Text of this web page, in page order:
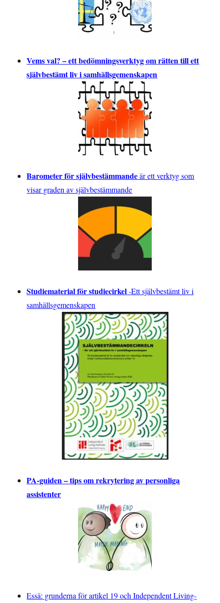
Vems val? – ett bedömningsverktyg om rätten till ett
självbestämt liv i samhällsgemenskapen
Barometer för självbestämmandeär ett verktyg som
visar graden av självbestämmande
Studiematerial för studiecirkel-Ett självbestämt liv i
samhällsgemenskapen
PA-guiden – tips om rekrytering av personliga
assistenter
Essä: grunderna för artikel 19 och Independent Living-